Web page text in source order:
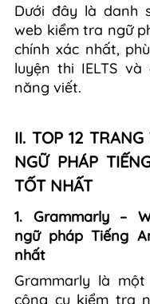
Dưới đây là danh
web kiểm tra ngữ
chính xác nhất,
luyện thi IELTS
năng viết.
II. TOP 12 TRANG
NGỮ PHÁP
TỐT NHẤT
1. Grammarly –
ngữ pháp Tiếng
nhất
Grammarly là
công cụ kiểm tra